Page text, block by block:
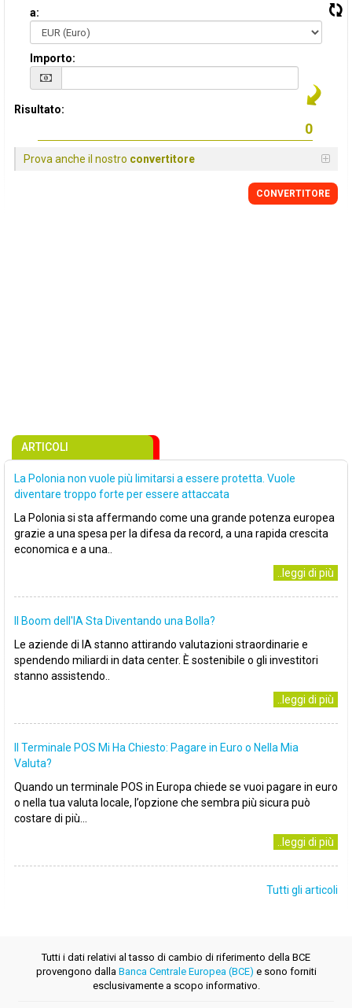
a:
Importo:
Risultato:
Prova anche il nostro convertitore
CONVERTITORE
ARTICOLI
La Polonia non vuole più limitarsi a essere protetta. Vuole
diventare troppo forte per essere attaccata
La Polonia si sta affermando come una grande potenza europea
grazie a una spesa per la difesa da record, a una rapida crescita
economica e a una..
..leggi di più
Il Boom dell'IA Sta Diventando una Bolla?
Le aziende di IA stanno attirando valutazioni straordinarie e
spendendo miliardi in data center. È sostenibile o gli investitori
stanno assistendo..
..leggi di più
Il Terminale POS Mi Ha Chiesto: Pagare in Euro o Nella Mia
Valuta?
Quando un terminale POS in Europa chiede se vuoi pagare in euro
o nella tua valuta locale, l’opzione che sembra più sicura può
costare di più...
..leggi di più
Tutti gli articoli
Tutti i dati relativi al tasso di cambio di riferimento della BCE
provengono dalla Banca Centrale Europea (BCE) e sono forniti
esclusivamente a scopo informativo.